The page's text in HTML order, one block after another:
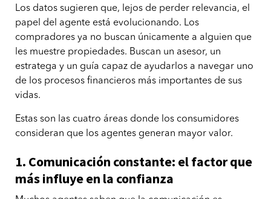
Los datos sugieren que, lejos de perder relevancia, el
papel del agente está evolucionando. Los
compradores ya no buscan únicamente a alguien que
les muestre propiedades. Buscan un asesor, un
estratega y un guía capaz de ayudarlos a navegar uno
de los procesos financieros más importantes de sus
vidas.
Estas son las cuatro áreas donde los consumidores
consideran que los agentes generan mayor valor.
1. Comunicación constante: el factor que
más influye en la confianza